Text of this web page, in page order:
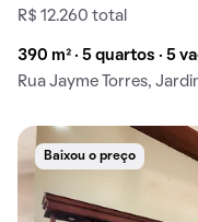
R$ 12.260 total
390 m² · 5 quartos · 5
Rua Jayme Torres,
Baixou o preço